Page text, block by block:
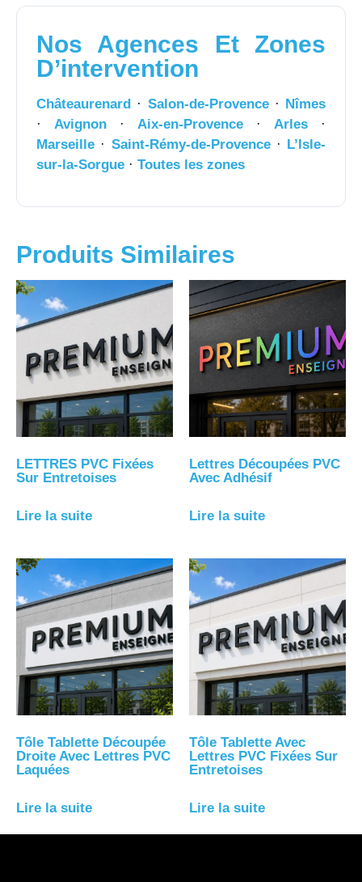
Nos Agences Et Zones
D’intervention
Châteaurenard · Salon-de-Provence·
Nîmes
· Avignon · Aix-en-Provence · Arles ·
Marseille · Saint-Rémy-de-Provence·
L’Isle-
sur-la-Sorgue · Toutes les zones
Produits Similaires
LETTRES PVC Fixées
Sur Entretoises
Lire la suite
Lettres Découpées PVC
Avec Adhésif
Lire la suite
Tôle Tablette Découpée
Droite Avec Lettres PVC
Laquées
Lire la suite
Tôle Tablette Avec
Lettres PVC Fixées Sur
Entretoises
Lire la suite